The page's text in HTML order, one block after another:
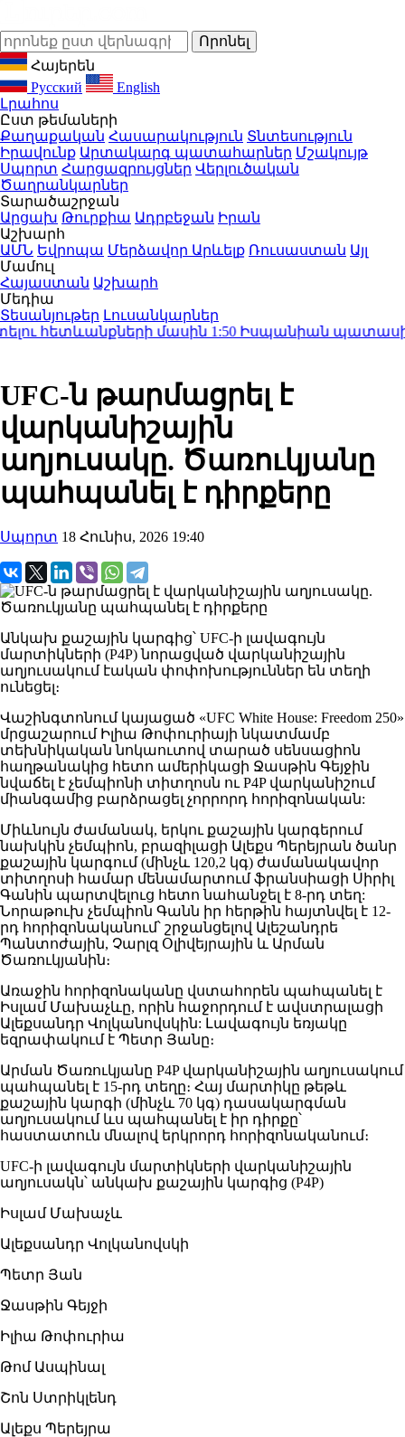
Հայերեն
Русский
English
Լրահոս
Ըստ թեմաների
Քաղաքական Հասարակություն Տնտեսություն
Իրավունք Արտակարգ պատահարներ Մշակույթ
Սպորտ Հարցազրույցներ Վերլուծական
Ծաղրանկարներ
Տարածաշրջան
Արցախ Թուրքիա Ադրբեջան Իրան
Աշխարհ
ԱՄՆ Եվրոպա Մերձավոր Արևելք Ռուսաստան Այլ
Մամուլ
Հայաստան Աշխարհ
Մեդիա
Տեսանյութեր Լուսանկարներ
հետևանքների մասին1:50 Իսպանիան պատասխան
UFC-ն թարմացրել է
վարկանիշային
աղյուսակը. Ծառուկյանը
պահպանել է դիրքերը
Սպորտ 18 Հունիս, 2026 19:40
Անկախ քաշային կարգից՝ UFC-ի լավագույն
մարտիկների (P4P) նորացված վարկանիշային
աղյուսակում էական փոփոխություններ են տեղի
ունեցել։
Վաշինգտոնում կայացած «UFC White House: Freedom 250»
մրցաշարում Իլիա Թոփուրիայի նկատմամբ
տեխնիկական նոկաուտով տարած սենսացիոն
հաղթանակից հետո ամերիկացի Ջասթին Գեյջին
նվաճել է չեմպիոնի տիտղոսն ու P4P վարկանիշում
միանգամից բարձրացել չորրորդ հորիզոնական:
Միևնույն ժամանակ, երկու քաշային կարգերում
նախկին չեմպիոն, բրազիլացի Ալեքս Պերեյրան ծանր
քաշային կարգում (մինչև 120,2 կգ) ժամանակավոր
տիտղոսի համար մենամարտում ֆրանսիացի Սիրիլ
Գանին պարտվելուց հետո նահանջել է 8-րդ տեղ:
Նորաթուխ չեմպիոն Գանն իր հերթին հայտնվել է 12-
րդ հորիզոնականում՝ շրջանցելով Ալեշանդրե
Պանտոժային, Չարլզ Օլիվեյրային և Արման
Ծառուկյանին։
Առաջին հորիզոնականը վստահորեն պահպանել է
Իսլամ Մախաչևը, որին հաջորդում է ավստրալացի
Ալեքսանդր Վոլկանովսկին: Լավագույն եռյակը
եզրափակում է Պետր Յանը։
Արման Ծառուկյանը P4P վարկանիշային աղյուսակում
պահպանել է 15-րդ տեղը։ Հայ մարտիկը թեթև
քաշային կարգի (մինչև 70 կգ) դասակարգման
աղյուսակում ևս պահպանել է իր դիրքը՝
հաստատուն մնալով երկրորդ հորիզոնականում։
UFC-ի լավագույն մարտիկների վարկանիշային
աղյուսակն՝ անկախ քաշային կարգից (P4P)
Իսլամ Մախաչև
Ալեքսանդր Վոլկանովսկի
Պետր Յան
Ջասթին Գեյջի
Իլիա Թոփուրիա
Թոմ Ասպինալ
Շոն Ստրիկլենդ
Ալեքս Պերեյրա